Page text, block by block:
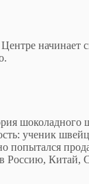
начинает
шоколадного
ученик
попытался
Россию, Китай,